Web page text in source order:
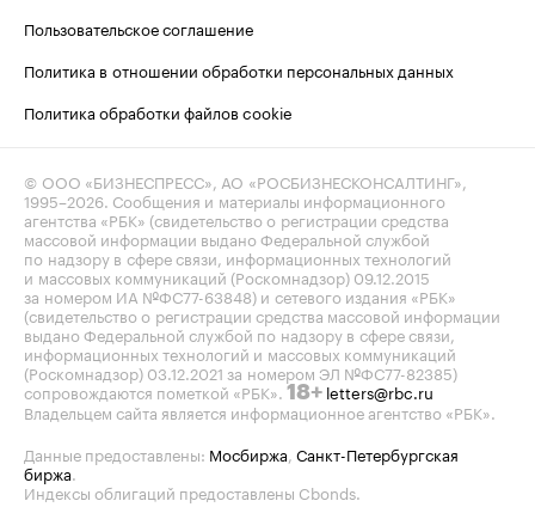
Пользовательское соглашение
Политика в отношении обработки персональных данных
Политика обработки файлов cookie
© ООО «БИЗНЕСПРЕСС», АО «РОСБИЗНЕСКОНСАЛТИНГ»,
1995–2026. Сообщения и материалы информационного
агентства «РБК» (свидетельство о регистрации средства
массовой информации выдано Федеральной службой
по надзору в сфере связи, информационных технологий
и массовых коммуникаций (Роскомнадзор) 09.12.2015
за номером ИА №ФС77-63848) и сетевого издания «РБК»
(свидетельство о регистрации средства массовой информации
выдано Федеральной службой по надзору в сфере связи,
информационных технологий и массовых коммуникаций
(Роскомнадзор) 03.12.2021 за номером ЭЛ №ФС77-82385)
сопровождаются пометкой «РБК». 18+ letters@rbc.ru
Владельцем сайта является информационное агентство «РБК».
Данные предоставлены: Мосбиржа, Санкт-Петербургская
биржа.
Индексы облигаций предоставлены Cbonds.